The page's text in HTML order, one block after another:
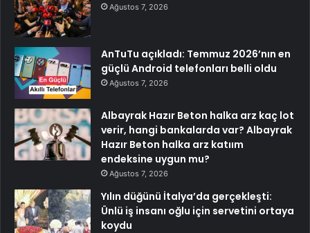
Ağustos 7, 2026
AnTuTu açıkladı: Temmuz 2026’nın en
güçlü Android telefonları belli oldu
Ağustos 7, 2026
Albayrak Hazır Beton halka arz kaç lot
verir, hangi bankalarda var? Albayrak
Hazır Beton halka arz katıım
endeksine uygun mu?
Ağustos 7, 2026
Yılın düğünü İtalya’da gerçekleşti:
Ünlü iş insanı oğlu için servetini ortaya
koydu